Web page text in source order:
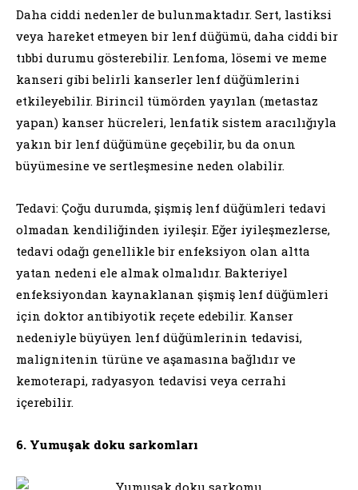
Daha ciddi nedenler de bulunmaktadır. Sert, lastiksi
veya hareket etmeyen bir lenf düğümü, daha ciddi bir
tıbbi durumu gösterebilir. Lenfoma, lösemi ve meme
kanseri gibi belirli kanserler lenf düğümlerini
etkileyebilir. Birincil tümörden yayılan (metastaz
yapan) kanser hücreleri, lenfatik sistem aracılığıyla
yakın bir lenf düğümüne geçebilir, bu da onun
büyümesine ve sertleşmesine neden olabilir.
Tedavi: Çoğu durumda, şişmiş lenf düğümleri tedavi
olmadan kendiliğinden iyileşir. Eğer iyileşmezlerse,
tedavi odağı genellikle bir enfeksiyon olan altta
yatan nedeni ele almak olmalıdır. Bakteriyel
enfeksiyondan kaynaklanan şişmiş lenf düğümleri
için doktor antibiyotik reçete edebilir. Kanser
nedeniyle büyüyen lenf düğümlerinin tedavisi,
malignitenin türüne ve aşamasına bağlıdır ve
kemoterapi, radyasyon tedavisi veya cerrahi
içerebilir.
6. Yumuşak doku sarkomları